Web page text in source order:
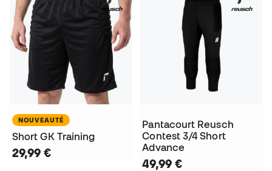
NOUVEAUTÉ
Short GK Training
29,99 €
Pantacourt Reusch
Contest 3/4 Short
Advance
49,99 €